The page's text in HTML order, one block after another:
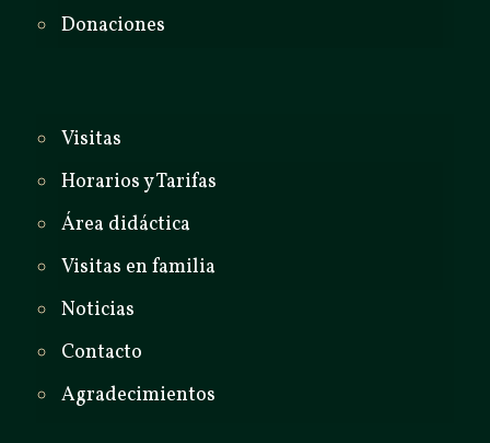
Donaciones
Visitas
Horarios y Tarifas
Área didáctica
Visitas en familia
Noticias
Contacto
Agradecimientos